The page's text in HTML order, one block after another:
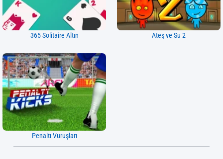
365 Solitaire Altın Ateş ve Su 2
Penaltı Vuruşları